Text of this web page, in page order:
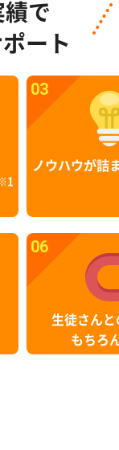
績で
ート
03
ノウハウが詰
06
生徒さんと
もちろ